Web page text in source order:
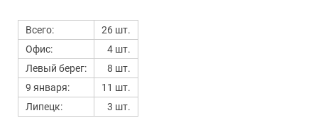
Всего:
26 шт.
Офис:
4 шт.
Левый берег:
8 шт.
9 января:
11 шт.
Липецк:
3 шт.